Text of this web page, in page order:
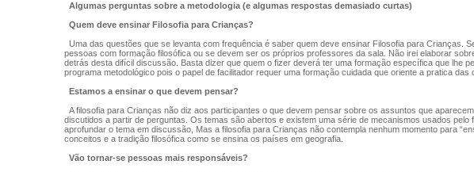
Algumas perguntas sobre a metodologia (e algumas respostas demasiado curtas)
Quem deve ensinar Filosofia para Crianças?
Uma das questões que se levanta com frequência é saber quem deve ensinar Filosofia para Crianças.
pessoas com formação filosófica ou se devem ser os próprios professores da sala. Não irei elaborar
detrás desta difícil discussão. Basta dizer que quem o fizer deverá ter uma formação específica que lhe
programa metodológico pois o papel de facilitador requer uma formação cuidada que oriente a pratica das
Estamos a ensinar o que devem pensar?
A filosofia para Crianças não diz aos participantes o que devem pensar sobre os assuntos que
discutidos a partir de perguntas. Os temas são abertos e existem uma série de mecanismos usados pelo
aprofundar o tema em discussão, Mas a filosofia para Crianças não contempla nenhum momento para
conceitos e a tradição filosófica como se ensina os países em geografia.
Vão tornar-se pessoas mais responsáveis?